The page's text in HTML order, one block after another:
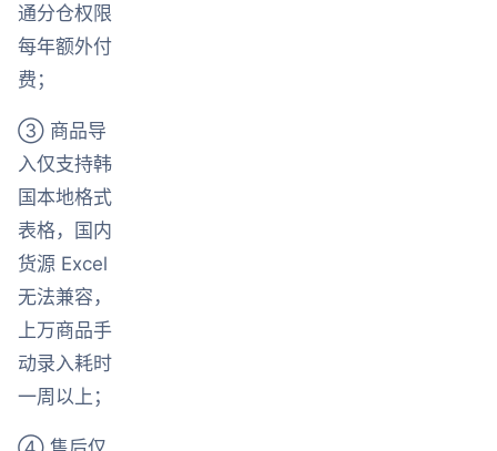
通分仓权限
每年额外付
费；
③ 商品导
入仅支持韩
国本地格式
表格，国内
货源 Excel
无法兼容，
上万商品手
动录入耗时
一周以上；